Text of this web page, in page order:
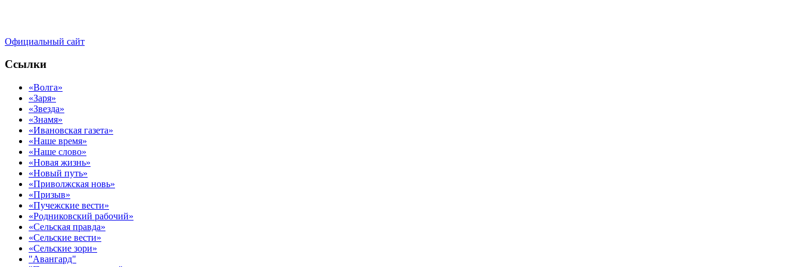
Официальный сайт
Ссылки
«Волга»
«Заря»
«Звезда»
«Знамя»
«Ивановская газета»
«Наше время»
«Наше слово»
«Новая жизнь»
«Новый путь»
«Приволжская новь»
«Призыв»
«Пучежские вести»
«Родниковский рабочий»
«Сельская правда»
«Сельские вести»
«Сельские зори»
"Авангард"